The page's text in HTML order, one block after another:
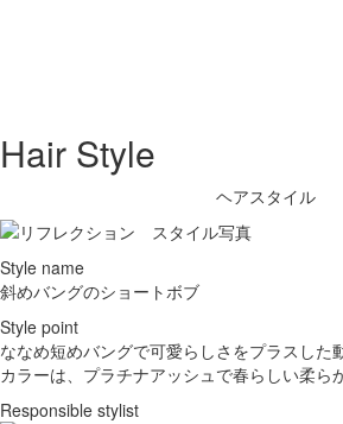
Hair Style
ヘアスタイル
Style name
斜めバングのショートボブ
Style point
ななめ短めバングで可愛らしさをプラスした
カラーは、プラチナアッシュで春らしい柔ら
Responsible stylist